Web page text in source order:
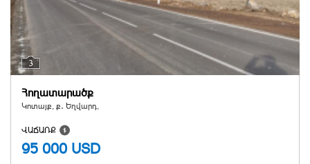
3
Հողատարածք
Կոտայք, ք․ Եղվարդ,
ՎԱՃԱՌՔ
95 000 USD